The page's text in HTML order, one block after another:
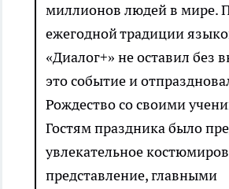
миллионов людей в мире.
ежегодной традиции
«Диалог+» не оставил без
это событие и
Рождество со своими
Гостям праздника было
увлекательное
представление, главными